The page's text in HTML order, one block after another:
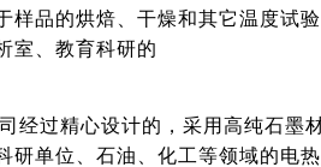
样品的烘焙、干燥和其它温度试
室、教育科研的
经过精心设计的，采用高纯石墨
研单位、石油、化工等领域的电